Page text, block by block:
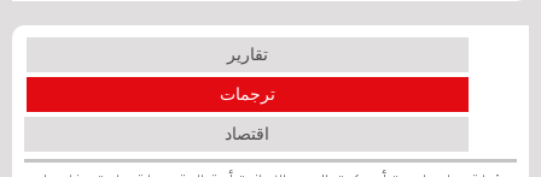
تقارير
ترجمات
اقتصاد